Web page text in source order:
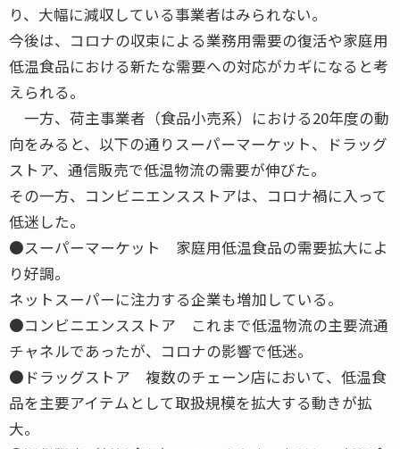
り、大幅に減収している事業者はみられない。
今後は、コロナの収束による業務用需要の復活や家庭用
低温食品における新たな需要への対応がカギになると考
えられる。
一方、荷主事業者（食品小売系）における20年度の動
向をみると、以下の通りスーパーマーケット、ドラッグ
ストア、通信販売で低温物流の需要が伸びた。
その一方、コンビニエンスストアは、コロナ禍に入って
低迷した。
●スーパーマーケット 家庭用低温食品の需要拡大によ
り好調。
ネットスーパーに注力する企業も増加している。
●コンビニエンスストア これまで低温物流の主要流通
チャネルであったが、コロナの影響で低迷。
●ドラッグストア 複数のチェーン店において、低温食
品を主要アイテムとして取扱規模を拡大する動きが拡
大。